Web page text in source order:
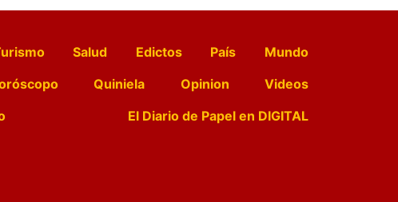
Salud Edictos País
Mundo
Quiniela Opinion
Videos
El Diario de Papel en DIGITAL